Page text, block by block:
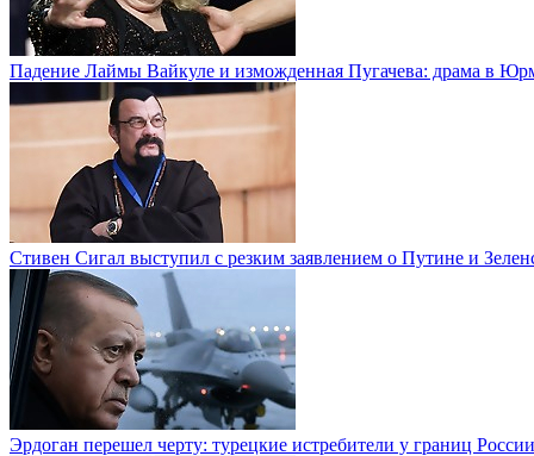
Падение Лаймы Вайкуле и изможденная Пугачева: драма в
Стивен Сигал выступил с резким заявлением о Путине и
Эрдоган перешел черту: турецкие истребители у границ России